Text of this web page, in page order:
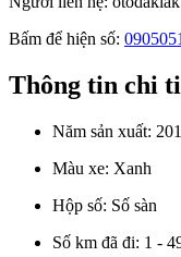
Bấm để hiện số:
Thông tin chi
Năm sản xuất:
Màu xe: Xanh
Hộp số: Số sàn
Số km đã đi: 1 -